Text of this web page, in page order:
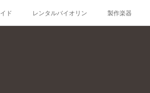
ド レンタルバイオリン 製作楽器